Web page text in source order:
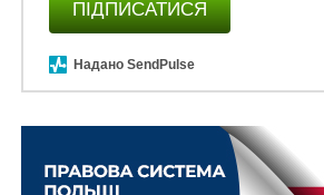
ПІДПИСАТИСЯ
Надано SendPulse